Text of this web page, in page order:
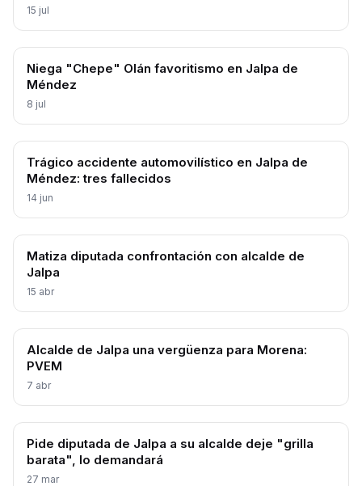
15 jul
Niega "Chepe" Olán favoritismo en Jalpa de
Méndez
8 jul
Trágico accidente automovilístico en Jalpa de
Méndez: tres fallecidos
14 jun
Matiza diputada confrontación con alcalde de
Jalpa
15 abr
Alcalde de Jalpa una vergüenza para Morena:
PVEM
7 abr
Pide diputada de Jalpa a su alcalde deje "grilla
barata", lo demandará
27 mar